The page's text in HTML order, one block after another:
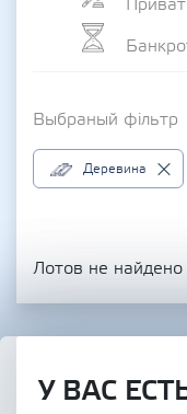
Выбраный фільтр
Деревина
Лотов не найдено
У ВАС